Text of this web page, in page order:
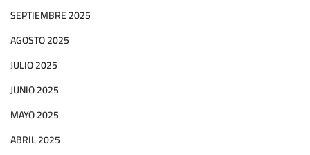
SEPTIEMBRE 2025
AGOSTO 2025
JULIO 2025
JUNIO 2025
MAYO 2025
ABRIL 2025